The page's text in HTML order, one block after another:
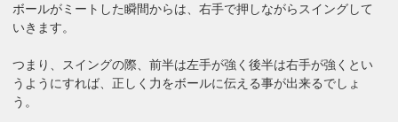
ボールがミートした瞬間からは、右手で押しながらスイングして
いきます。
つまり、スイングの際、前半は左手が強く後半は右手が強くとい
うようにすれば、正しく力をボールに伝える事が出来るでしょ
う。